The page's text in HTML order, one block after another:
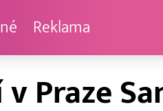
Reklama
Praze